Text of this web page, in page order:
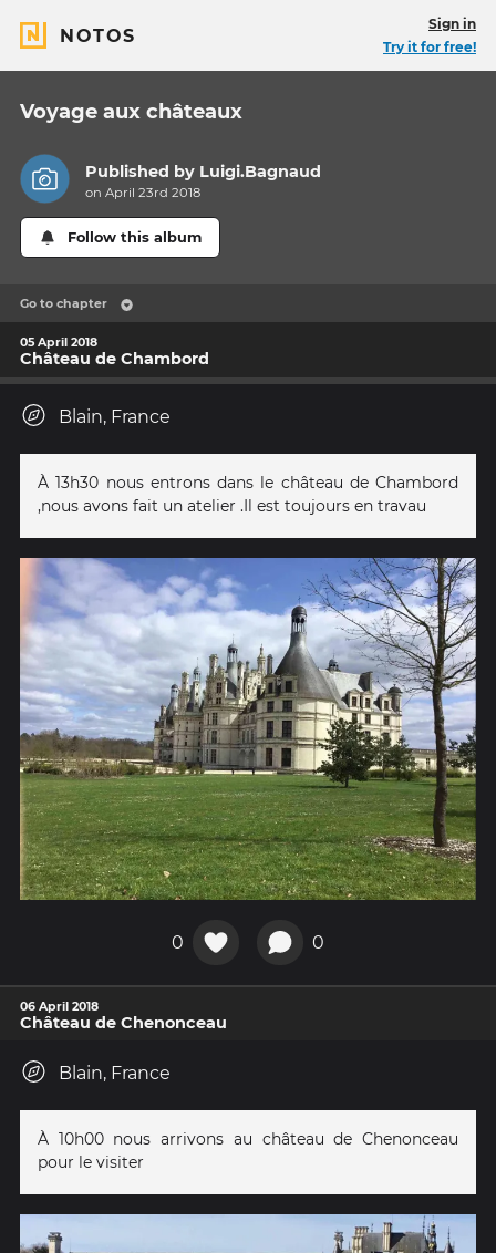
NOTOS
Sign in
Try it for free!
Voyage aux châteaux
Published by Luigi.Bagnaud
on April 23rd 2018
Follow this album
Go to chapter
05 April 2018
Château de Chambord
Blain, France
À 13h30 nous entrons dans le château de Chambord
,nous avons fait un atelier .Il est toujours en travau
0 0
06 April 2018
Château de Chenonceau
Blain, France
À 10h00 nous arrivons au château de Chenonceau
pour le visiter